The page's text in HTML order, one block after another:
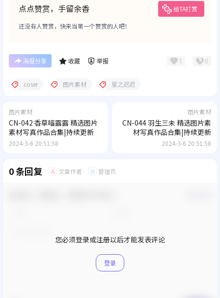
点点赞赏，手留余香 给TA打赏
还没有人赞赏，快来当第一个赞赏的人吧！
海报分享 收藏 举报 1 0
coser 图片素材 星之迟迟
图片素材
CN-042 香草喵露露 精选图片
素材写真作品合集|持续更新
2024-3-6 20:51:58
图片素材
CN-044 羽生三未 精选图片素
材写真作品合集|持续更新
2024-3-6 20:51:58
0 条回复 A 文章作者 M 管理员
您必须登录或注册以后才能发表评论
登录